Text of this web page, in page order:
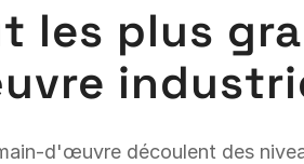
les plus
d'œuvre découlent des